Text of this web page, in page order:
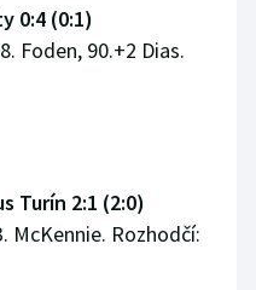
0:4 (0:1)
Foden, 90.+2 Dias.
Turín 2:1 (2:0)
McKennie. Rozhodčí: